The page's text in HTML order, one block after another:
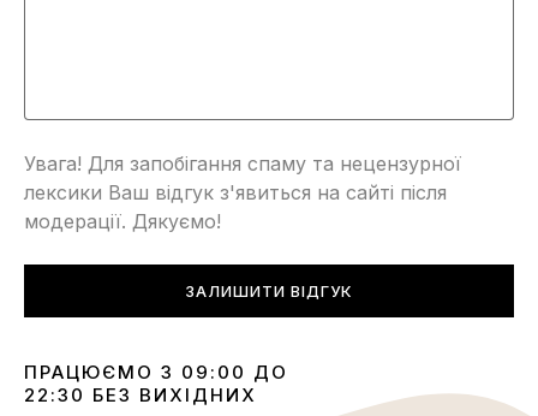
Увага! Для запобігання спаму та нецензурної
лексики Ваш відгук з'явиться на сайті після
модерації. Дякуємо!
ЗАЛИШИТИ ВІДГУК
ПРАЦЮЄМО З 09:00 ДО
22:30 БЕЗ ВИХІДНИХ